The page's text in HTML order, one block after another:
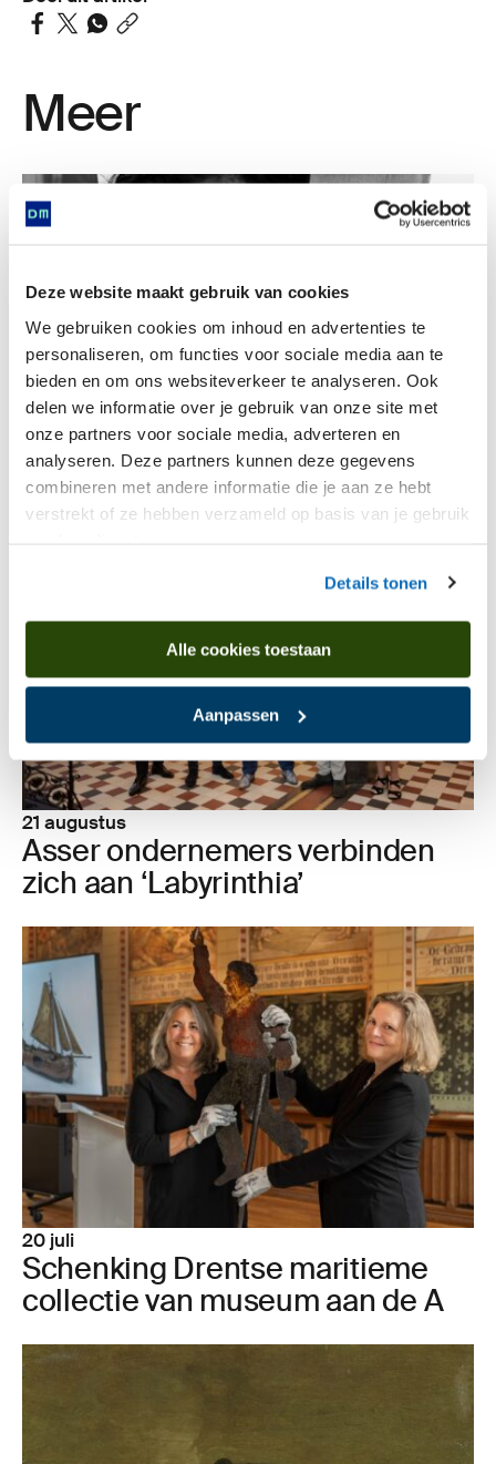
Deze website maakt gebruik van cookies
We gebruiken cookies om inhoud en advertenties te
personaliseren, om functies voor sociale media aan te
bieden en om ons websiteverkeer te analyseren. Ook
delen we informatie over je gebruik van onze site met
onze partners voor sociale media, adverteren en
analyseren. Deze partners kunnen deze gegevens
combineren met andere informatie die je aan ze hebt
verstrekt of ze hebben verzameld op basis van je gebruik
Details tonen
Alle cookies toestaan
Aanpassen
Meer
04 oktober
Acti­vi­tei­ten van Menya­la
21 augustus
Asser onder­ne­mers ver­bin­den
zich aan ‘Laby­rin­thia’
20 juli
Schen­king Drent­se mari­tie­me
col­lec­tie van museum aan de A